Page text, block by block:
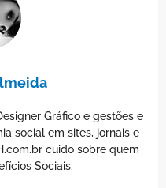
Gráfico e gestões e
social em sites, jornais e
cuido sobre quem
Sociais.